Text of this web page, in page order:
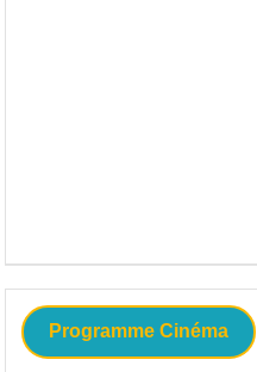
Programme Cinéma